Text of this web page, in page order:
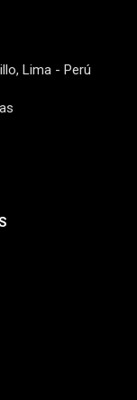
Lima - Perú